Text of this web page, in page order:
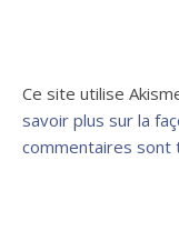
Ce site utilise
savoir plus sur la
commentaires sont